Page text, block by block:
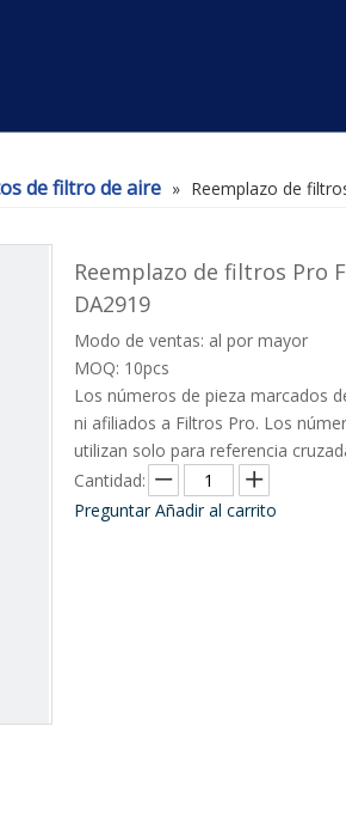
de filtro de aire » Reemplazo de
Reemplazo de filtros Pro
DA2919
Modo de ventas: al por mayor
MOQ: 10pcs
Los números de pieza marcados
ni afiliados a Filtros Pro. Los
utilizan solo para referencia
Cantidad:
Preguntar Añadir al carrito